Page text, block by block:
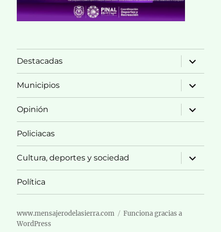
Destacadas
expande
el
menú
inferior
Municipios
expande
el
menú
inferior
Opinión
expande
el
menú
Policiacas
Cultura, deportes y sociedad
expande
el
menú
Política
www.mensajerodelasierra.com
Funciona gracias a
WordPress